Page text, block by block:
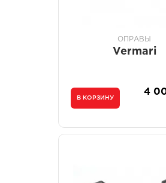
ОПРАВЫ
Vermari
В КОРЗИНУ
4